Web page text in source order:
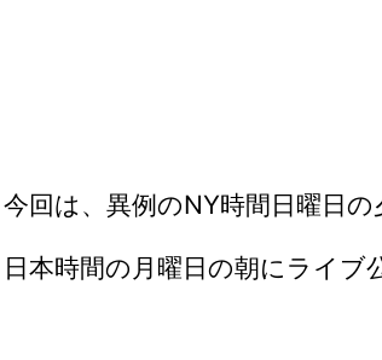
今回は、異例のNY時間日曜日の
日本時間の月曜日の朝にライブ